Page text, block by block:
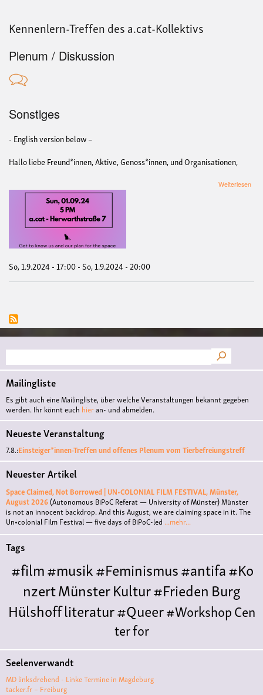
Kennenlern-Treffen des a.cat-Kollektivs
Plenum / Diskussion
Sonstiges
- English version below –
Hallo liebe Freund*innen, Aktive, Genoss*innen, und Organisationen,
Weiterlesen
So, 1.9.2024 - 17:00-So, 1.9.2024 - 20:00
Suche
Mailingliste
Es gibt auch eine Mailingliste, über welche Veranstaltungen bekannt gegeben
werden. Ihr könnt euch hieran- und abmelden.
Neueste Veranstaltung
7.8.:Einsteiger*innen-Treffen und offenes Plenum vom Tierbefreiungstreff
Neuester Artikel
Space Claimed, Not Borrowed | UN•COLONIAL FILM FESTIVAL, Münster,
August 2026(Autonomous BiPoC Referat — University of Münster)Münster
is not an innocent backdrop. And this August, we are claiming space in it. The
Un•colonial Film Festival — five days of BiPoC-led ...mehr...
Tags
#film#musik#Feminismus#antifa#Ko
nzertMünsterKultur#FriedenBurg
Hülshoffliteratur#Queer#WorkshopCen
ter for
LiteraturePolyamoriePolytreff#liveKonzert
Polyamorietreff
MonogamieCNM#jazz#vortrag
Seelenverwandt
MD linksdrehend - Linke Termine in Magdeburg
tacker.fr – Freiburg